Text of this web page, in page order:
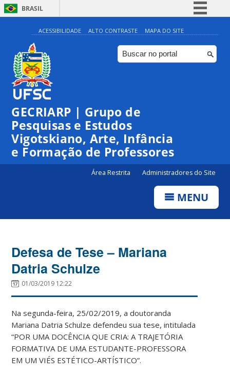
BRASIL
Simplifique!
Comunica BR
Participe
ACESSIBILIDADE ALTO CONTRASTE MAPA DO SITE
GECRIARP | Grupo de
Pesquisas e Estudos
Vigotskiano, Arte, Infância
e Formação de Professores
Área Restrita Administradores do Site
MENU
Defesa de Tese – Mariana
Datria Schulze
01/03/2019 12:22
Na segunda-feira, 25/02/2019, a doutoranda
Mariana Datria Schulze defendeu sua tese, intitulada
“POR UMA DOCÊNCIA QUE CRIA: A TRAJETÓRIA
FORMATIVA DE UMA ESTUDANTE-PROFESSORA
EM UM VIÉS ESTÉTICO-ARTÍSTICO”.